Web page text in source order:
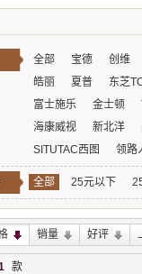
全部 宝德
创维
皓丽
夏普
东芝
富士施乐
金士顿
海康威视
新北洋
SITUTAC西图
领路
全部 25元以下
销量 好评
款